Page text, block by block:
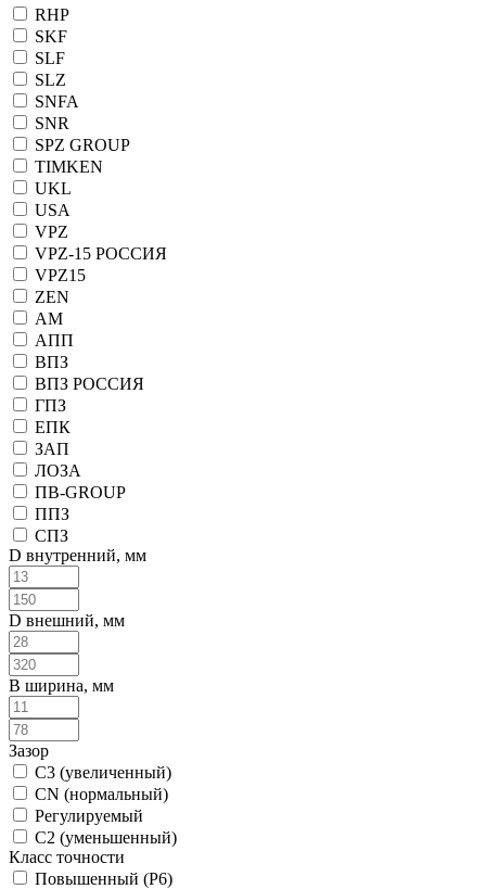
RHP
SKF
SLF
SLZ
SNFA
SNR
SPZ GROUP
TIMKEN
UKL
USA
VPZ
VPZ-15 РОССИЯ
VPZ15
ZEN
АМ
АПП
ВПЗ
ВПЗ РОССИЯ
ГПЗ
ЕПК
ЗАП
ЛОЗА
ПВ-GROUP
ППЗ
СПЗ
D внутренний, мм
D внешний, мм
B ширина, мм
Зазор
C3 (увеличенный)
CN (нормальный)
Регулируемый
С2 (уменьшенный)
Класс точности
Повышенный (P6)